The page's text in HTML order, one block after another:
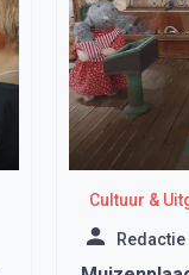
Cultuur &
Redactie